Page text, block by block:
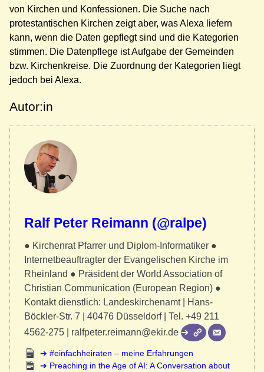
von Kirchen und Konfessionen. Die Suche nach
protestantischen Kirchen zeigt aber, was Alexa liefern
kann, wenn die Daten gepflegt sind und die Kategorien
stimmen. Die Datenpflege ist Aufgabe der Gemeinden
bzw. Kirchenkreise. Die Zuordnung der Kategorien liegt
jedoch bei Alexa.
Autor:in
Ralf Peter Reimann (@ralpe)
● Kirchenrat Pfarrer und Diplom-Informatiker ●
Internetbeauftragter der Evangelischen Kirche im
Rheinland ● Präsident der World Association of
Christian Communication (European Region) ●
Kontakt dienstlich: Landeskirchenamt | Hans-
Böckler-Str. 7 | 40476 Düsseldorf | Tel. +49 211
4562-275 | ralfpeter.reimann@ekir.de
#einfachheiraten – meine Erfahrungen
Preaching in the Age of AI: A Conversation about